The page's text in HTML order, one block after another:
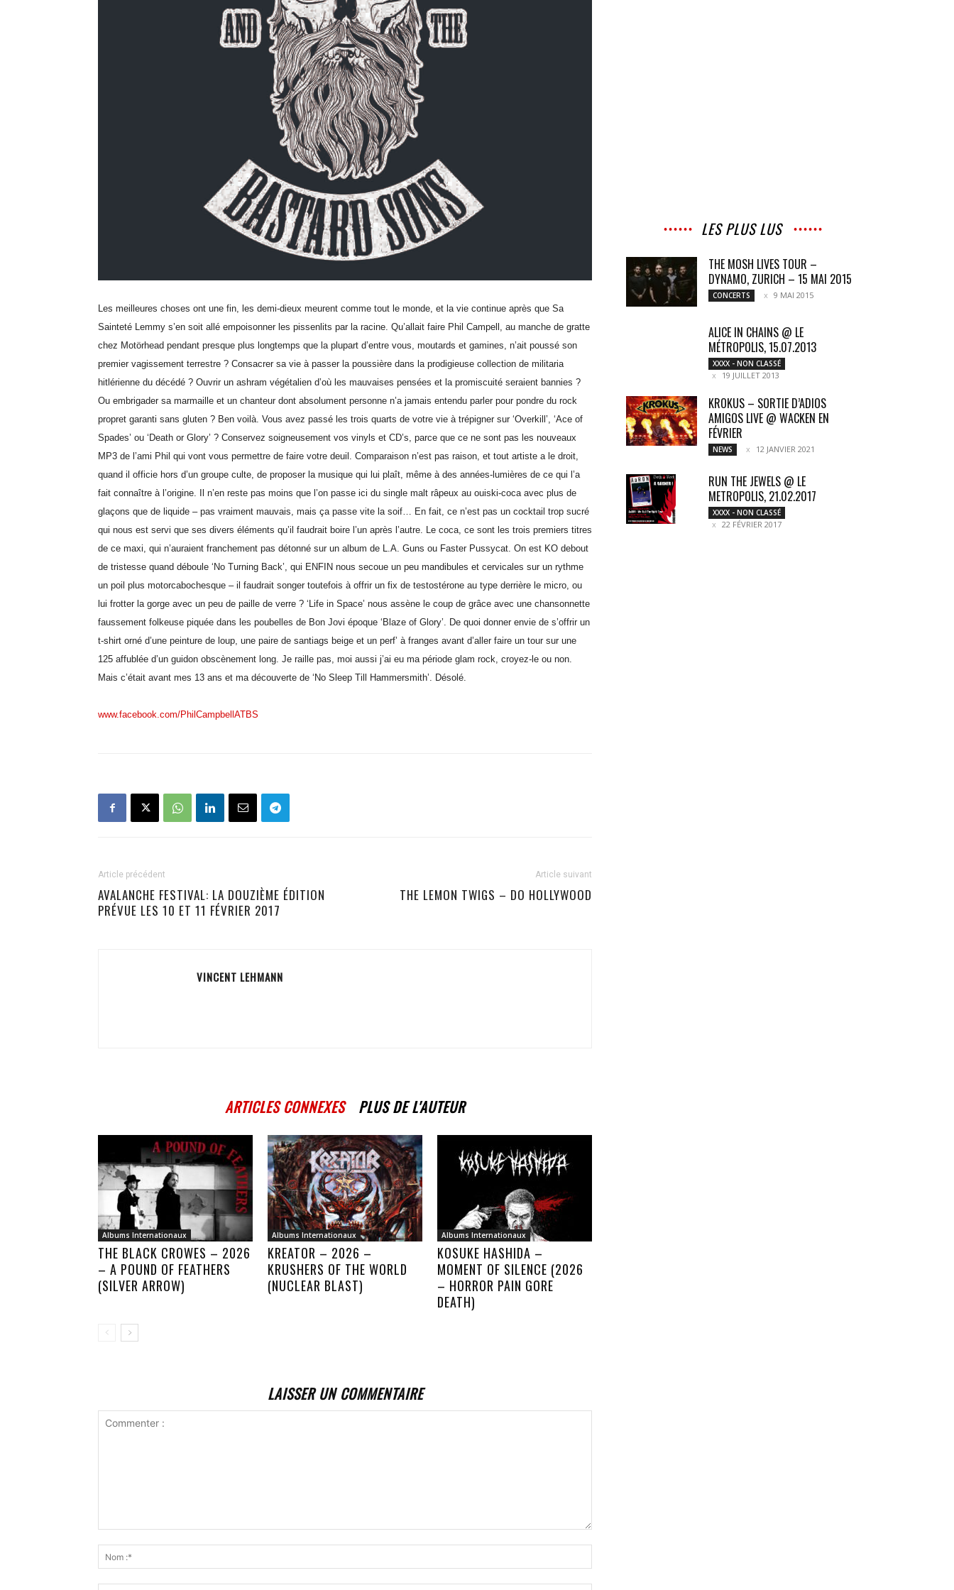
Les meilleures choses ont une fin, les demi-dieux meurent comme tout le monde, et la vie continue après que Sa
Sainteté Lemmy s’en soit allé empoisonner les pissenlits par la racine. Qu’allait faire Phil Campell, au manche de gratte
chez Motörhead pendant presque plus longtemps que la plupart d’entre vous, moutards et gamines, n’ait poussé son
premier vagissement terrestre ? Consacrer sa vie à passer la poussière dans la prodigieuse collection de militaria
hitlérienne du décédé ? Ouvrir un ashram végétalien d’où les mauvaises pensées et la promiscuité seraient bannies ?
Ou embrigader sa marmaille et un chanteur dont absolument personne n’a jamais entendu parler pour pondre du rock
propret garanti sans gluten ? Ben voilà. Vous avez passé les trois quarts de votre vie à trépigner sur ‘Overkill’, ‘Ace of
Spades’ ou ‘Death or Glory’ ? Conservez soigneusement vos vinyls et CD’s, parce que ce ne sont pas les nouveaux
MP3 de l’ami Phil qui vont vous permettre de faire votre deuil. Comparaison n’est pas raison, et tout artiste a le droit,
quand il officie hors d’un groupe culte, de proposer la musique qui lui plaît, même à des années-lumières de ce qui l’a
fait connaître à l’origine. Il n’en reste pas moins que l’on passe ici du single malt râpeux au ouiski-coca avec plus de
glaçons que de liquide – pas vraiment mauvais, mais ça passe vite la soif… En fait, ce n’est pas un cocktail trop sucré
qui nous est servi que ses divers éléments qu’il faudrait boire l’un après l’autre. Le coca, ce sont les trois premiers titres
de ce maxi, qui n’auraient franchement pas détonné sur un album de L.A. Guns ou Faster Pussycat. On est KO debout
de tristesse quand déboule ‘No Turning Back’, qui ENFIN nous secoue un peu mandibules et cervicales sur un rythme
un poil plus motorcabochesque – il faudrait songer toutefois à offrir un fix de testostérone au type derrière le micro, ou
lui frotter la gorge avec un peu de paille de verre ? ‘Life in Space’ nous assène le coup de grâce avec une chansonnette
faussement folkeuse piquée dans les poubelles de Bon Jovi époque ‘Blaze of Glory’. De quoi donner envie de s’offrir un
t-shirt orné d’une peinture de loup, une paire de santiags beige et un perf’ à franges avant d’aller faire un tour sur une
125 affublée d’un guidon obscènement long. Je raille pas, moi aussi j’ai eu ma période glam rock, croyez-le ou non.
Mais c’était avant mes 13 ans et ma découverte de ‘No Sleep Till Hammersmith’. Désolé.
www.facebook.com/PhilCampbellATBS
Article précédent
AVALANCHE FESTIVAL: LA DOUZIÈME ÉDITION
PRÉVUE LES 10 ET 11 FÉVRIER 2017
Article suivant
THE LEMON TWIGS – DO HOLLYWOOD
VINCENT LEHMANN
ARTICLES CONNEXES PLUS DE L'AUTEUR
Albums Internationaux
THE BLACK CROWES – 2026
– A POUND OF FEATHERS
(SILVER ARROW)
Albums Internationaux
KREATOR – 2026 –
KRUSHERS OF THE WORLD
(NUCLEAR BLAST)
Albums Internationaux
KOSUKE HASHIDA –
MOMENT OF SILENCE (2026
– HORROR PAIN GORE
DEATH)
LAISSER UN COMMENTAIRE
LES PLUS LUS
THE MOSH LIVES TOUR –
DYNAMO, ZURICH – 15 MAI 2015
CONCERTS 9 MAI 2015
ALICE IN CHAINS @ LE
MÉTROPOLIS, 15.07.2013
XXXX - NON CLASSÉ
19 JUILLET 2013
KROKUS – SORTIE D’ADIOS
AMIGOS LIVE @ WACKEN EN
FÉVRIER
NEWS 12 JANVIER 2021
RUN THE JEWELS @ LE
METROPOLIS, 21.02.2017
XXXX - NON CLASSÉ
22 FÉVRIER 2017